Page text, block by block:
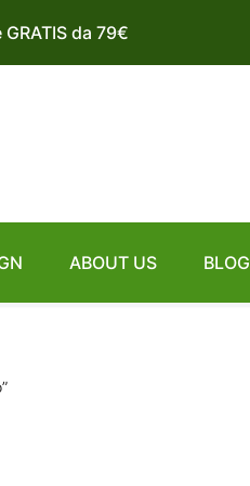
GRATIS da 79€
ABOUT US BLOG